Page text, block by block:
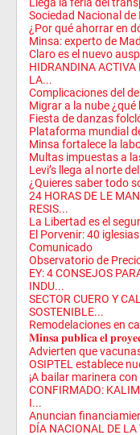
Sociedad Nacional
¿Por qué ahorrar en
Minsa: experto de
Claro es el nuevo
HIDRANDINA ACTIVA
LA...
Complicaciones del
Migrar a la nube
Fiesta de danzas
Plataforma mundial
Minsa fortalece la
Multas impuestas a
Levi’s llega al norte
¿Quieres saber todo
24 HORAS DE LE
RESIS...
La Libertad es el
El Porvenir: 40
Comunicado
Observatorio de
EY: 4 CONSEJOS
INDU...
SECTOR CUERO Y
SOSTENIBLE...
Remodelaciones en
𝐌𝐢𝐧𝐬𝐚 𝐩𝐮𝐛𝐥𝐢𝐜𝐚 𝐞𝐥
Advierten que
OSIPTEL establece
¡A bailar marinera
CONFIRMADO:
I...
Anuncian
DÍA NACIONAL DE LA